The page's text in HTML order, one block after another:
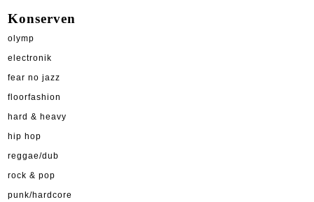
Konserven
olymp
electronik
fear no jazz
floorfashion
hard & heavy
hip hop
reggae/dub
rock & pop
punk/hardcore